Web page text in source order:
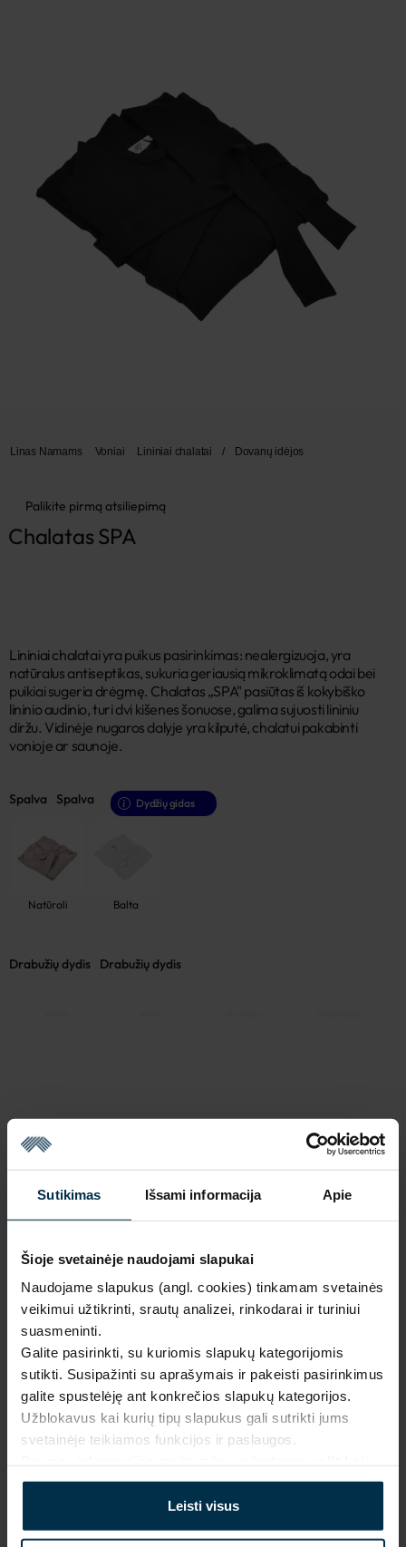
Sutikimas Išsami informacija Apie
Šioje svetainėje naudojami slapukai
Naudojame slapukus (angl. cookies) tinkamam svetainės
veikimui užtikrinti, srautų analizei, rinkodarai ir turiniui
suasmeninti.
Galite pasirinkti, su kuriomis slapukų kategorijomis
sutikti. Susipažinti su aprašymais ir pakeisti pasirinkimus
galite spustelėję ant konkrečios slapukų kategorijos.
Užblokavus kai kurių tipų slapukus gali sutrikti jums
svetainėje teikiamos funkcijos ir paslaugos.
Leisti visus
Linas Namams Voniai Lininiai chalatai / Dovanų idėjos
Palikite pirmą atsiliepimą
Chalatas SPA
Lininiai chalatai yra puikus pasirinkimas: nealergizuoja, yra
natūralus antiseptikas, sukuria geriausią mikroklimatą odai bei
puikiai sugeria drėgmę. Chalatas „SPA" pasiūtas iš kokybiško
lininio audinio, turi dvi kišenes šonuose, galima sujuosti lininiu
diržu. Vidinėje nugaros dalyje yra kilputė, chalatui pakabinti
vonioje ar saunoje.
Spalva Spalva Dydžių gidas
Natūrali Balta
Drabužių dydis Drabužių dydis
NAUDINGA ŽINOTI
Išparduota
Garantija - 2 metai
Grąžinimas - 14 dienų
Žiūrėti grąžinimo politiką
Pagaminta Lietuvoje,UAB LINAS LT,S. Kerbedžio st. 23,
Panevėžys, 35113
MADE IN EUROPE